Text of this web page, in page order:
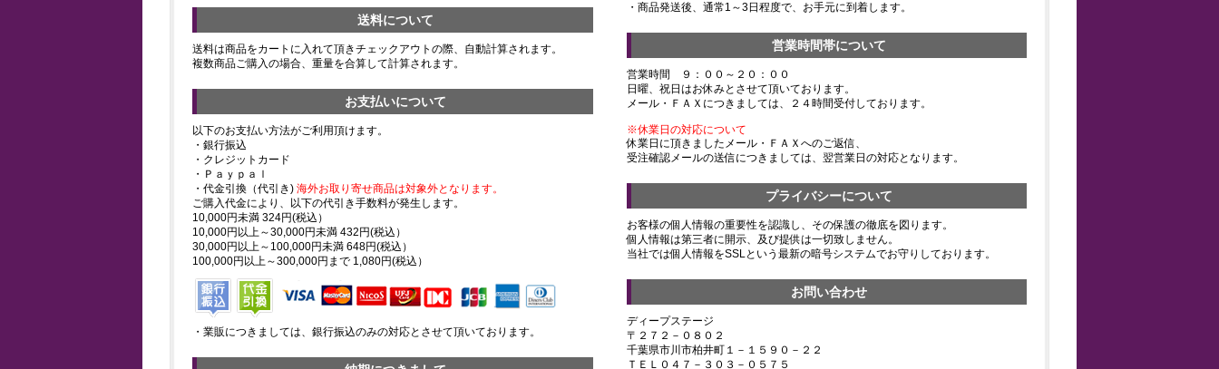
送料について
送料は商品をカートに入れて頂きチェックアウトの際、自動計算されます。
複数商品ご購入の場合、重量を合算して計算されます。
お支払いについて
以下のお支払い方法がご利用頂けます。
・銀行振込
・クレジットカード
・Ｐａｙｐａｌ
・代金引換（代引き) 海外お取り寄せ商品は対象外となります。
ご購入代金により、以下の代引き手数料が発生します。
10,000円未満 324円(税込）
10,000円以上～30,000円未満 432円(税込）
30,000円以上～100,000円未満 648円(税込）
100,000円以上～300,000円まで 1,080円(税込）
・業販につきましては、銀行振込のみの対応とさせて頂いております。
・商品発送後、通常1～3日程度で、お手元に到着します。
営業時間帯について
営業時間 ９：００～２０：００
日曜、祝日はお休みとさせて頂いております。
メール・ＦＡＸにつきましては、２４時間受付しております。
※休業日の対応について
休業日に頂きましたメール・ＦＡＸへのご返信、
受注確認メールの送信につきましては、翌営業日の対応となります。
プライバシーについて
お客様の個人情報の重要性を認識し、その保護の徹底を図ります。
個人情報は第三者に開示、及び提供は一切致しません。
当社では個人情報をSSLという最新の暗号システムでお守りしております。
お問い合わせ
ディープステージ
〒２７２－０８０２
千葉県市川市柏井町１－１５９０－２２
ＴＥＬ０４７－３０３－０５７５